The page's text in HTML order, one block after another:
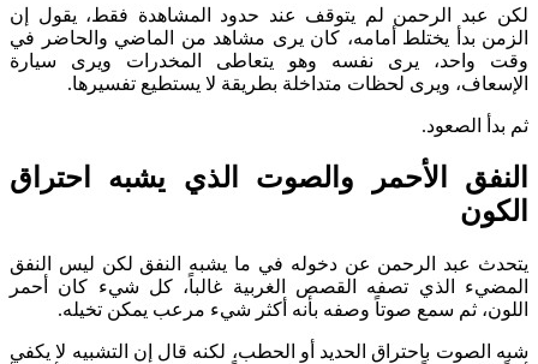
لكن عبد الرحمن لم يتوقف عند حدود المشاهدة فقط، يقول إن
الزمن بدأ يختلط أمامه، كان يرى مشاهد من الماضي والحاضر في
وقت واحد، يرى نفسه وهو يتعاطى المخدرات ويرى سيارة
الإسعاف، ويرى لحظات متداخلة بطريقة لا يستطيع تفسيرها.
ثم بدأ الصعود.
النفق الأحمر والصوت الذي يشبه احتراق
الكون
يتحدث عبد الرحمن عن دخوله في ما يشبه النفق لكن ليس النفق
المضيء الذي تصفه القصص الغربية غالباً، كل شيء كان أحمر
اللون، ثم سمع صوتاً وصفه بأنه أكثر شيء مرعب يمكن تخيله.
شبه الصوت باحتراق الحديد أو الحطب، لكنه قال إن التشبيه لا يكفي